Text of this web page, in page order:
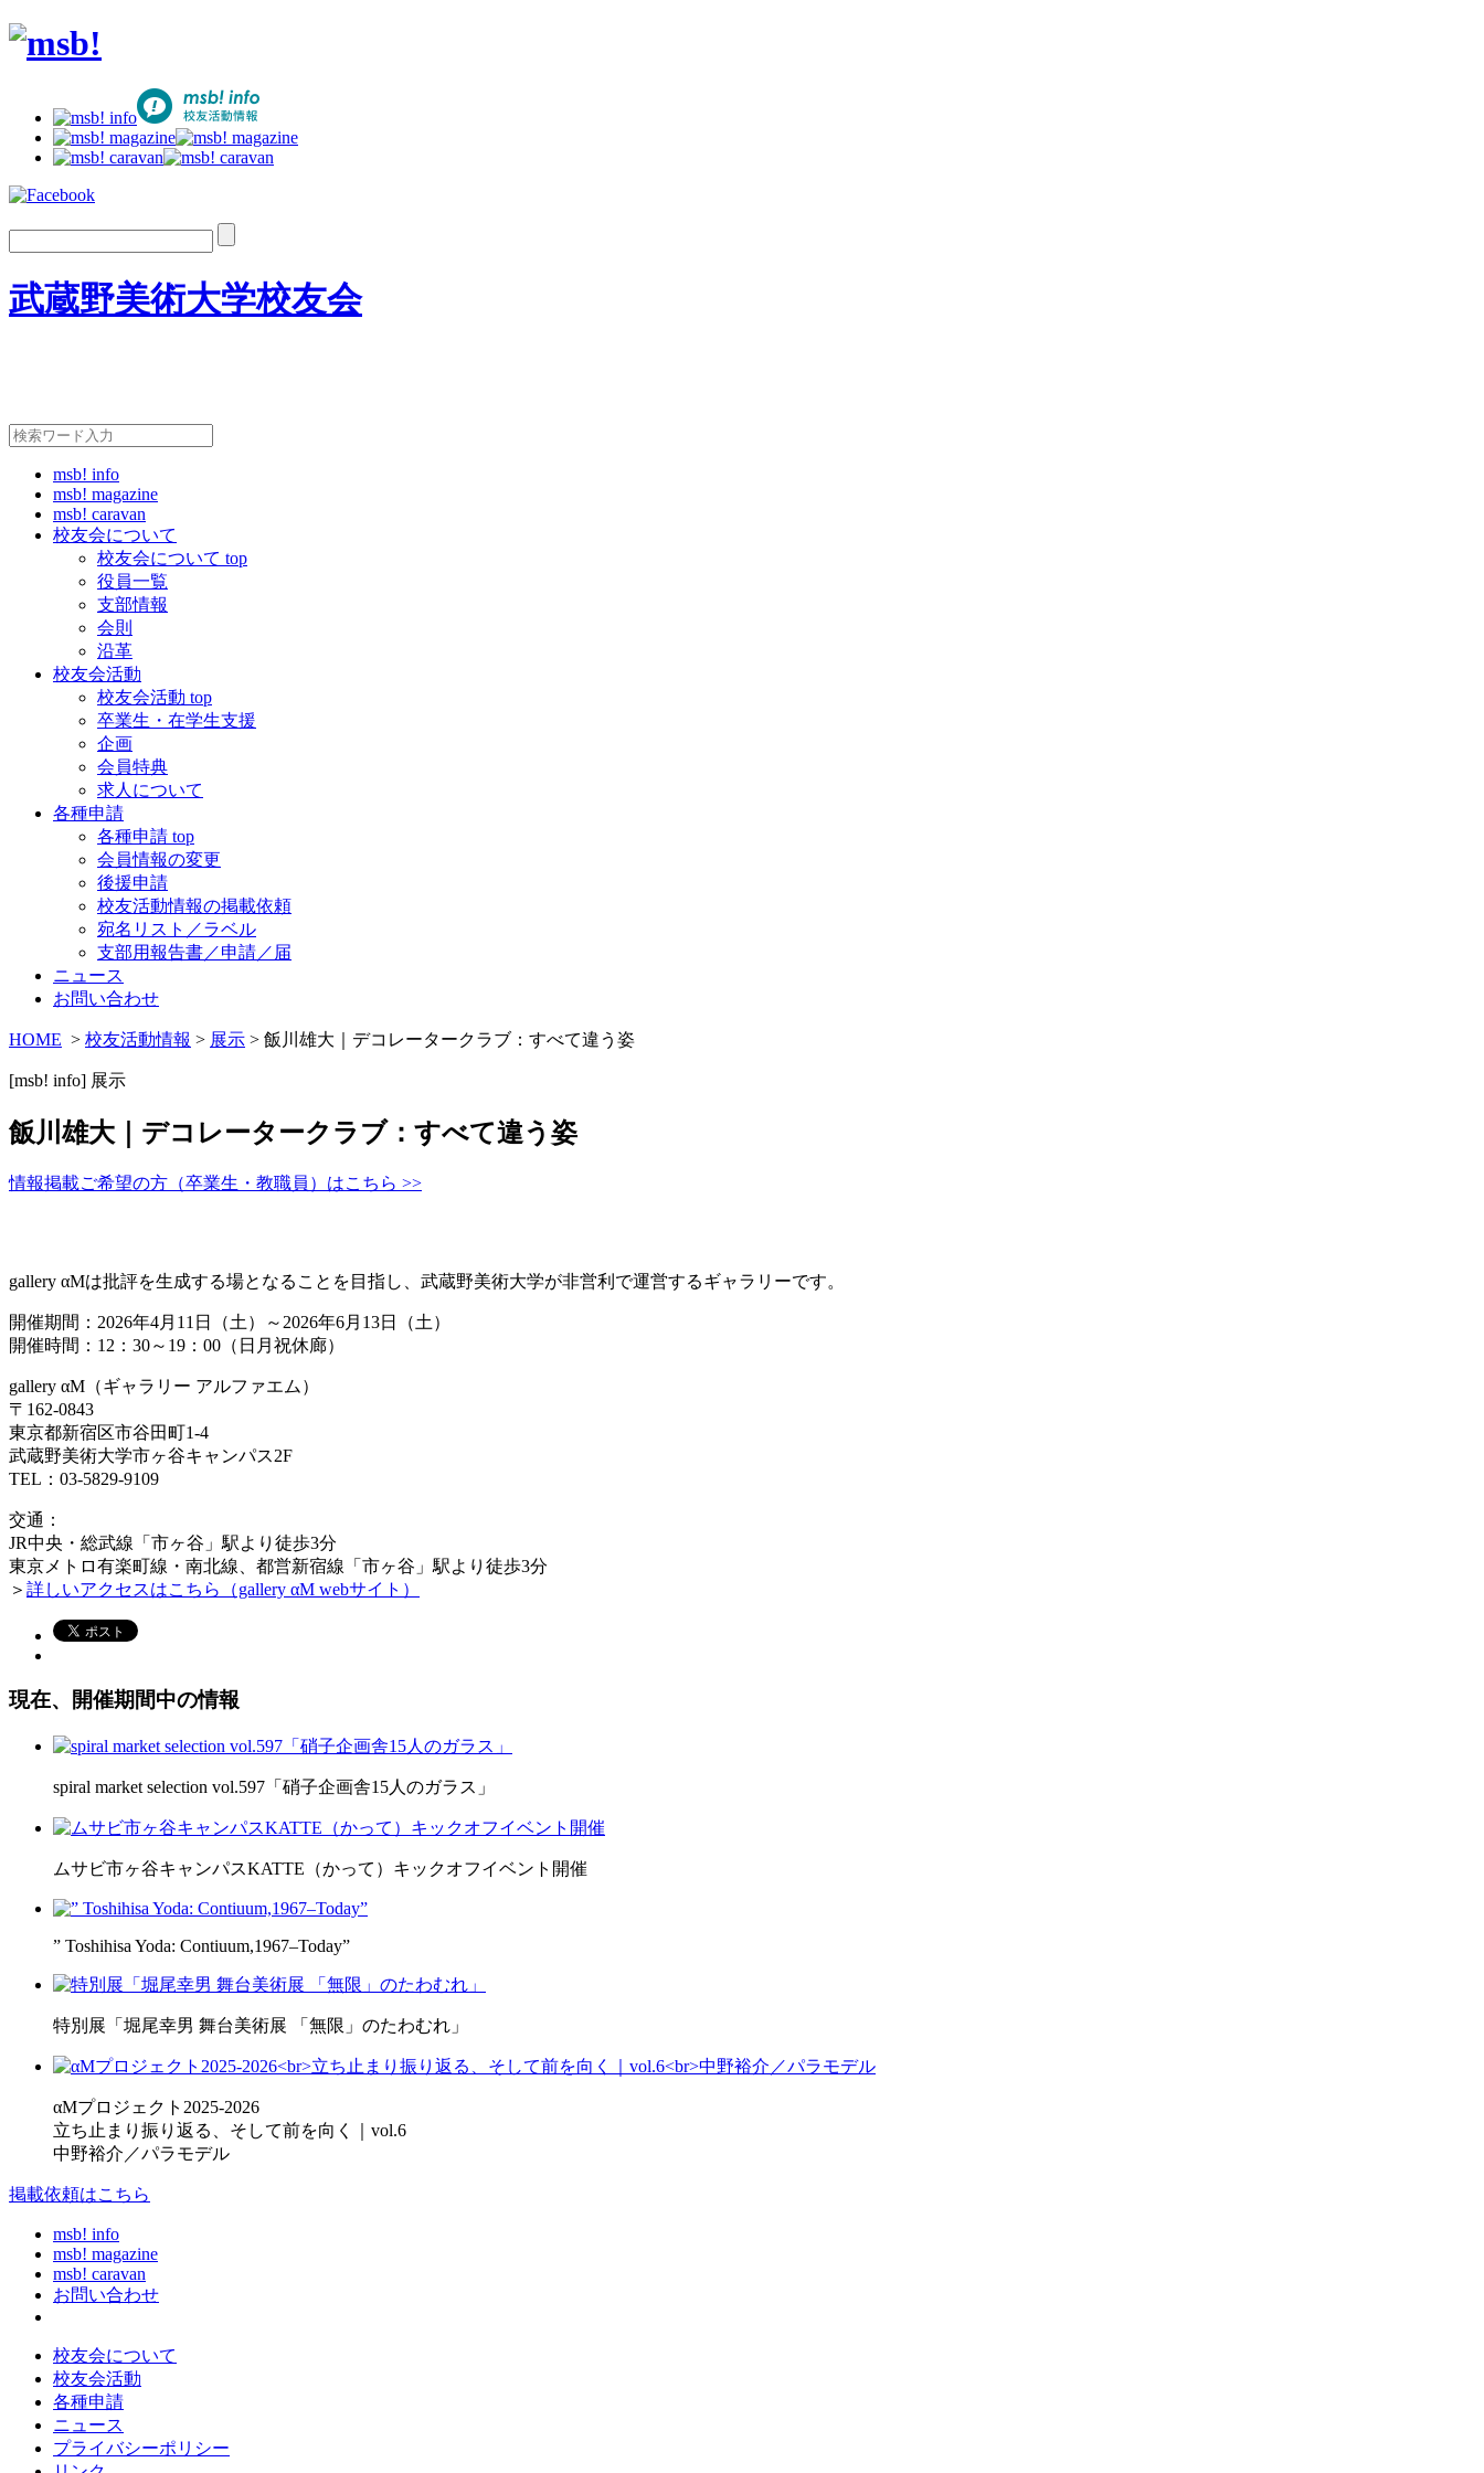
武蔵野美術大学校友会
msb! info
msb! magazine
msb! caravan
校友会について
校友会について top
役員一覧
支部情報
会則
沿革
校友会活動
校友会活動 top
卒業生・在学生支援
企画
会員特典
求人について
各種申請
各種申請 top
会員情報の変更
後援申請
校友活動情報の掲載依頼
宛名リスト／ラベル
支部用報告書／申請／届
ニュース
お問い合わせ
HOME > 校友活動情報 > 展示 > 飯川雄大｜デコレータークラブ：すべて違う姿
[msb! info] 展示
飯川雄大｜デコレータークラブ：すべて違う姿
情報掲載ご希望の方（卒業生・教職員）はこちら >>
gallery αMは批評を生成する場となることを目指し、武蔵野美術大学が非営利で運営するギャラリーです。
開催期間：2026年4月11日（土）～2026年6月13日（土）
開催時間：12：30～19：00（日月祝休廊）
gallery αM（ギャラリー アルファエム）
〒162-0843
東京都新宿区市谷田町1-4
武蔵野美術大学市ヶ谷キャンパス2F
TEL：03-5829-9109
交通：
JR中央・総武線「市ヶ谷」駅より徒歩3分
東京メトロ有楽町線・南北線、都営新宿線「市ヶ谷」駅より徒歩3分
＞ 詳しいアクセスはこちら（gallery αM webサイト）
現在、開催期間中の情報
spiral market selection vol.597「硝子企画舎15人のガラス」
ムサビ市ヶ谷キャンパスKATTE（かって）キックオフイベント開催
” Toshihisa Yoda: Contiuum,1967–Today”
特別展「堀尾幸男 舞台美術展 「無限」のたわむれ」
αMプロジェクト2025-2026
立ち止まり振り返る、そして前を向く｜vol.6
中野裕介／パラモデル
掲載依頼はこちら
msb! info
msb! magazine
msb! caravan
お問い合わせ
校友会について
校友会活動
各種申請
ニュース
プライバシーポリシー